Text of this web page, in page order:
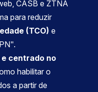
CASB e ZTNA
para reduzir
(TCO) e
centrado no
habilitar o
a partir de